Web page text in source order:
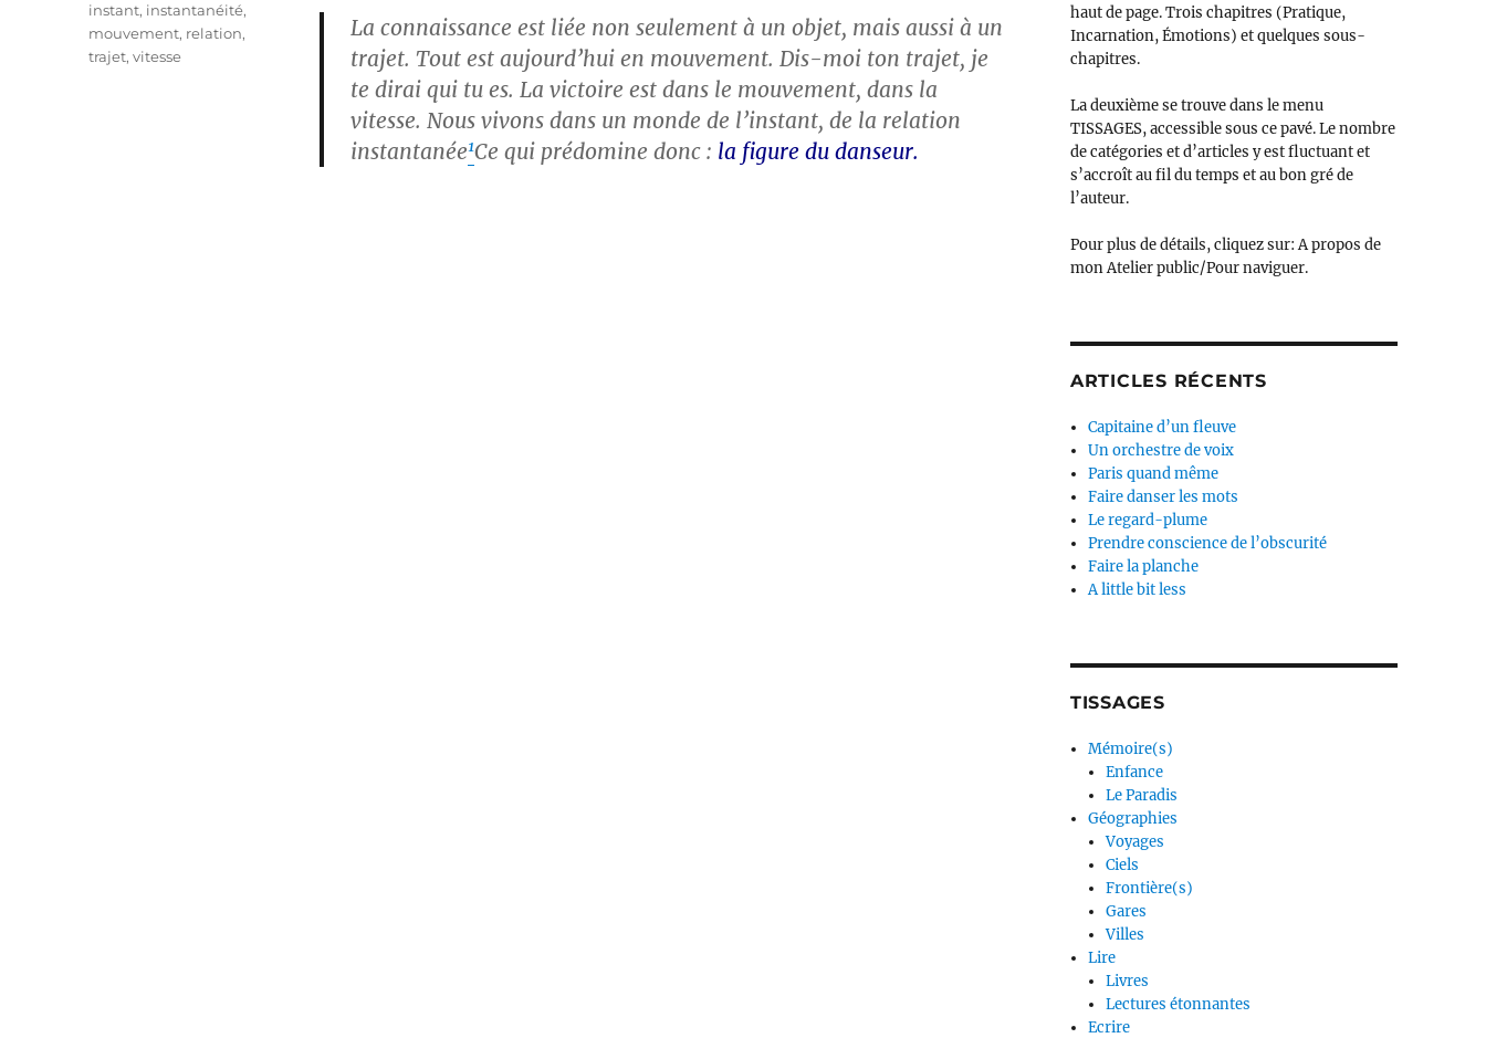
La connaissance est liée non seulement à un objet, mais aussi à un
trajet. Tout est aujourd’hui en mouvement. Dis-moi ton trajet, je
te dirai qui tu es. La victoire est dans le mouvement, dans la
vitesse. Nous vivons dans un monde de l’instant, de la relation
instantanée1Ce qui prédomine donc : la figure du danseur.
instant, instantanéité,
mouvement, relation,
trajet,vitesse
haut de page. Trois chapitres (Pratique,
Incarnation, Émotions) et quelques sous-
chapitres.
La deuxième se trouve dans le menu
TISSAGES, accessible sous ce pavé. Le nombre
de catégories et d’articles y est fluctuant et
s’accroît au fil du temps et au bon gré de
l’auteur.
Pour plus de détails, cliquez sur: A propos de
mon Atelier public/Pour naviguer.
ARTICLES RÉCENTS
Capitaine d’un fleuve
Un orchestre de voix
Paris quand même
Faire danser les mots
Le regard-plume
Prendre conscience de l’obscurité
Faire la planche
A little bit less
TISSAGES
Mémoire(s)
Enfance
Le Paradis
Géographies
Voyages
Ciels
Frontière(s)
Gares
Villes
Lire
Livres
Lectures étonnantes
Ecrire